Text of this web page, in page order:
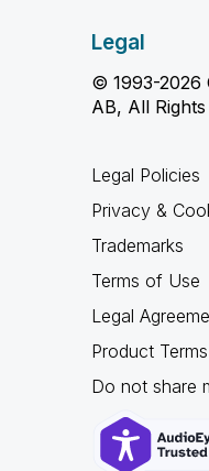
Legal
© 1993-2026
AB, All
Legal Policies
Privacy &
Trademarks
Terms of Use
Legal
Product Terms
Do not share